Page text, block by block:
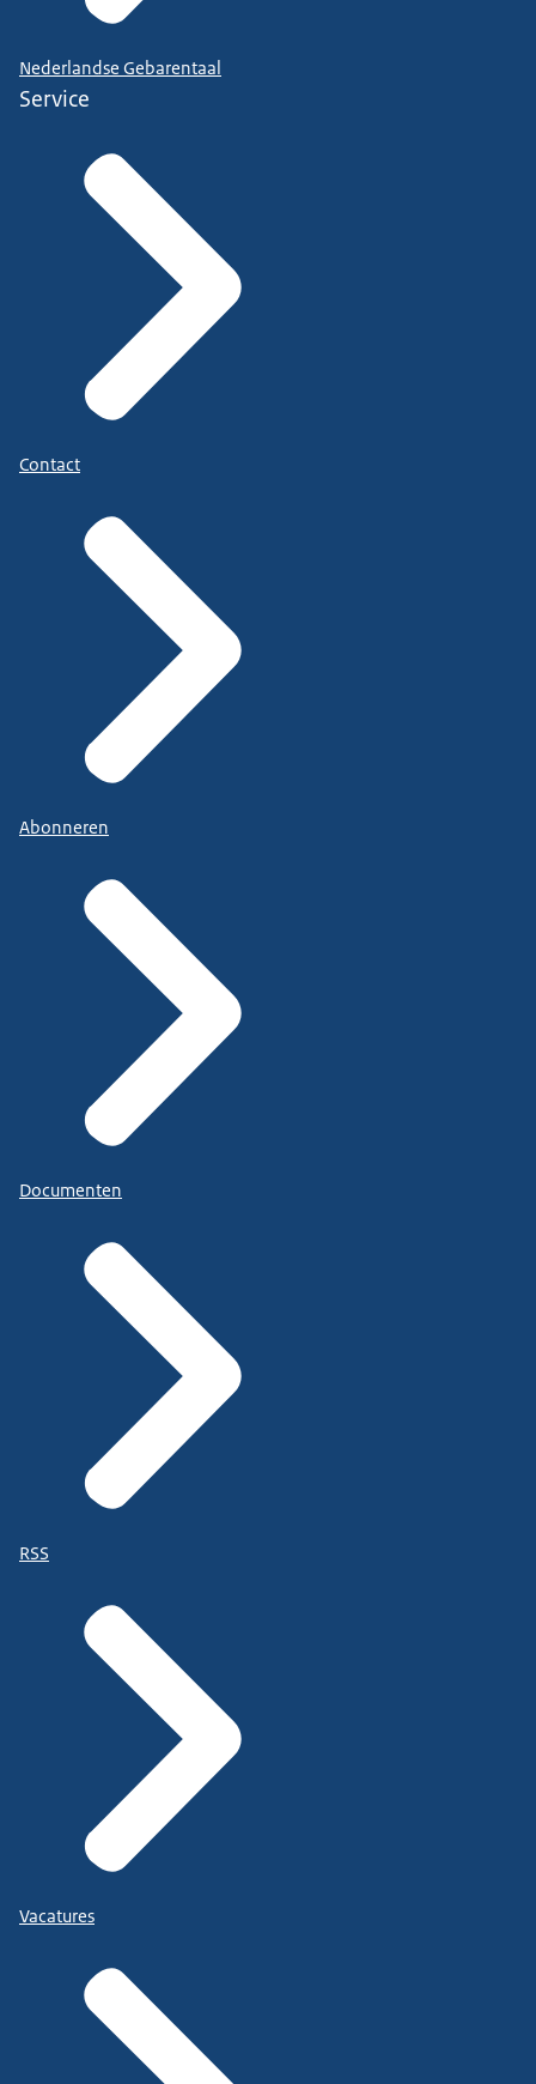
Nederlandse Gebarentaal
Service
Contact
Abonneren
Documenten
RSS
Vacatures